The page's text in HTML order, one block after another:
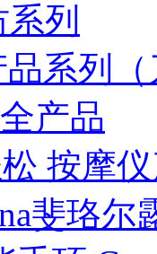
列
品系列
产品
按摩
斐珞